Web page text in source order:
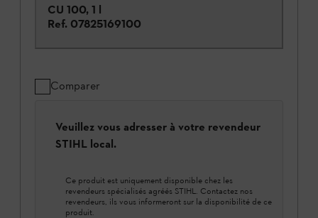
CU 100, 1 l
Ref. 07825169100
Comparer
Veuillez vous adresser à votre revendeur
STIHL local.
Ce produit est uniquement disponible chez les
revendeurs spécialisés agréés STIHL. Contactez nos
revendeurs, ils vous informeront sur la disponibilité de ce
produit.